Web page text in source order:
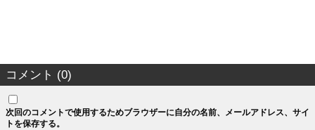
コメント (0)
次回のコメントで使用するためブラウザーに自分の名前、メールアドレス、サイ
トを保存する。